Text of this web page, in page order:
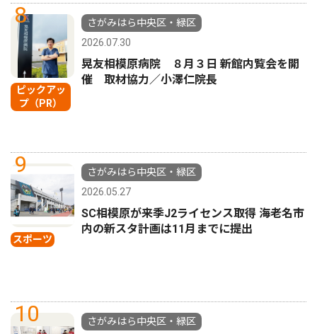
8
ピックアッ
プ（PR）
さがみはら中央区・緑区
2026.07.30
晃友相模原病院 ８月３日 新館内覧会を開
催 取材協力／小澤仁院長
9
スポーツ
さがみはら中央区・緑区
2026.05.27
SC相模原が来季J2ライセンス取得 海老名市
内の新スタ計画は11月までに提出
10
さがみはら中央区・緑区